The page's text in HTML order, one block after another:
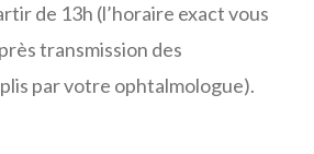
de 13h (l’horaire exact vous
transmission des
par votre ophtalmologue).